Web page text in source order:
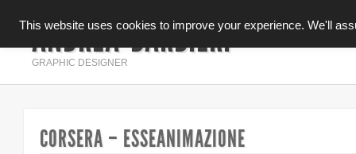
ANDREA BARBIERI
GRAPHIC DESIGNER
CORSERA – ESSEANIMAZIONE
This website uses cookies to improve your experience. We'll